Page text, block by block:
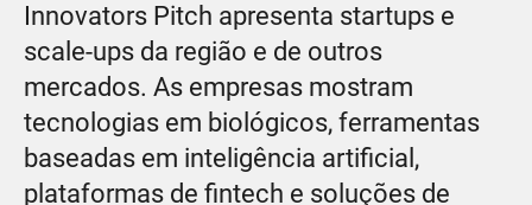
Innovators Pitch apresenta startups e
scale-ups da região e de outros
mercados. As empresas mostram
tecnologias em biológicos, ferramentas
baseadas em inteligência artificial,
plataformas de fintech e soluções de